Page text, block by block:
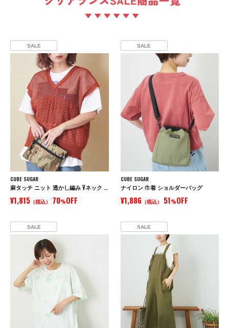
SALE
CUBE SUGAR
麻タッチ ニット 透かし編み Vネック ベスト
¥1,815 （税込） 70%OFF
SALE
CUBE SUGAR
ナイロン 巾着 ショルダーバッグ
¥1,886（税込） 51%OFF
SALE SALE